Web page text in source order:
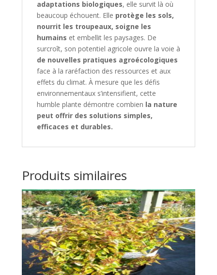
adaptations biologiques, elle survit là où
beaucoup échouent. Elle protège les sols,
nourrit les troupeaux, soigne les
humains et embellit les paysages. De
surcroît, son potentiel agricole ouvre la voie à
de nouvelles pratiques agroécologiques
face à la raréfaction des ressources et aux
effets du climat. À mesure que les défis
environnementaux s’intensifient, cette
humble plante démontre combien la nature
peut offrir des solutions simples,
efficaces et durables.
Produits similaires